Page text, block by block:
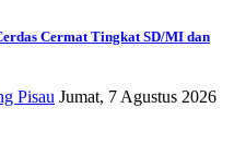
Cermat Tingkat SD/MI dan
Pisau Jumat, 7 Agustus 2026